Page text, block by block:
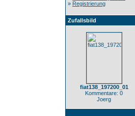
» Registrierung
Zufallsbild
fiat138_197200_01
Kommentare: 0
Joerg